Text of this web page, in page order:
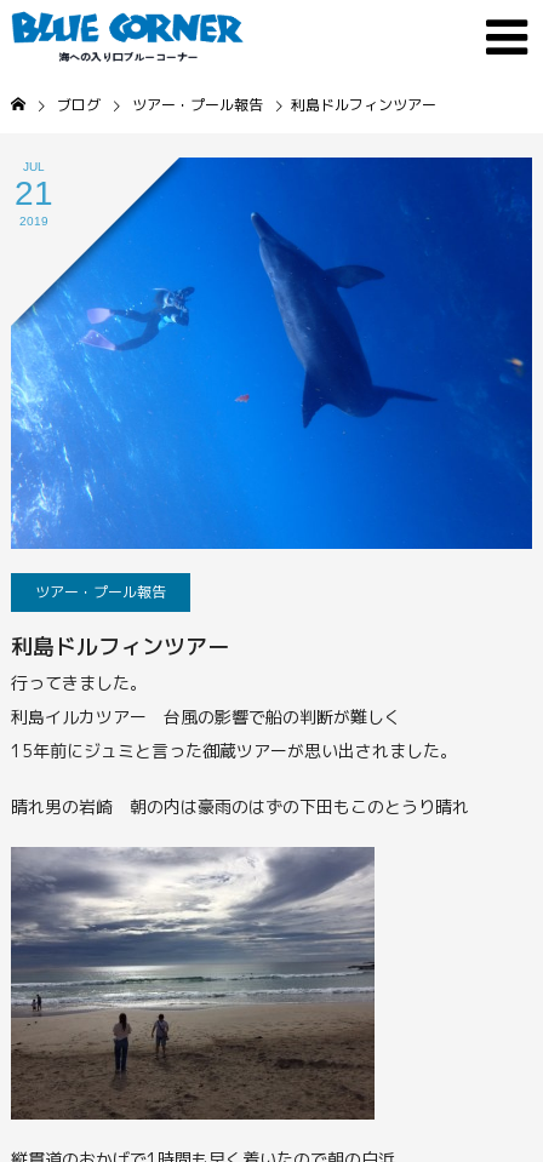
ブログ ツアー・プール報告 利島ドルフィンツアー
JUL
21
2019
ツアー・プール報告
利島ドルフィンツアー
行ってきました。
利島イルカツアー 台風の影響で船の判断が難しく
15年前にジュミと言った御蔵ツアーが思い出されました。
晴れ男の岩崎 朝の内は豪雨のはずの下田もこのとうり晴れ